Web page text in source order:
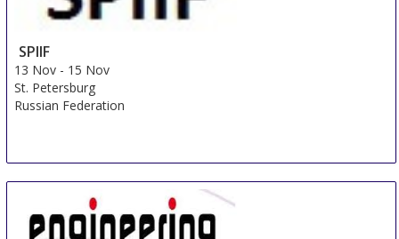
SPIIF
13 Nov - 15 Nov
St. Petersburg
Russian Federation